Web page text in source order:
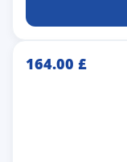
£
164.00